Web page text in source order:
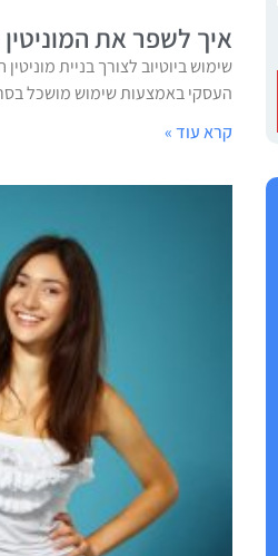
איך לשפר את
שימוש ביוטיוב לצורך בניית
העסקי באמצעות שימוש מושכל
קרא עוד »